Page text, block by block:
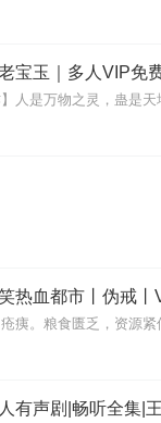
宝玉｜多人VIP免
热血都市丨伪戒丨
有声剧|畅听全集|